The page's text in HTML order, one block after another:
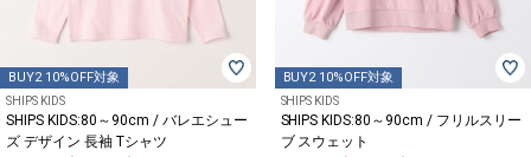
BUY2 10%OFF対象
SHIPS KIDS
SHIPS KIDS:80～90cm / バレエシュー
ズ デザイン 長袖 Tシャツ
BUY2 10%OFF対象
SHIPS KIDS
SHIPS KIDS:80～90cm / フリルスリー
ブ スウェット